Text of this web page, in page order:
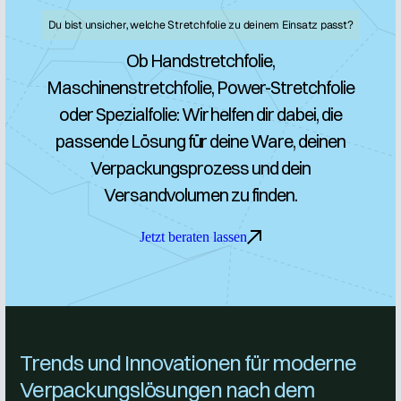
Du bist unsicher, welche Stretchfolie zu deinem Einsatz passt?
Ob Handstretchfolie,
Maschinenstretchfolie, Power-Stretchfolie
oder Spezialfolie: Wir helfen dir dabei, die
passende Lösung für deine Ware, deinen
Verpackungsprozess und dein
Versandvolumen zu finden.
Jetzt beraten lassen
Trends und Innovationen für moderne
Verpackungslösungen nach dem